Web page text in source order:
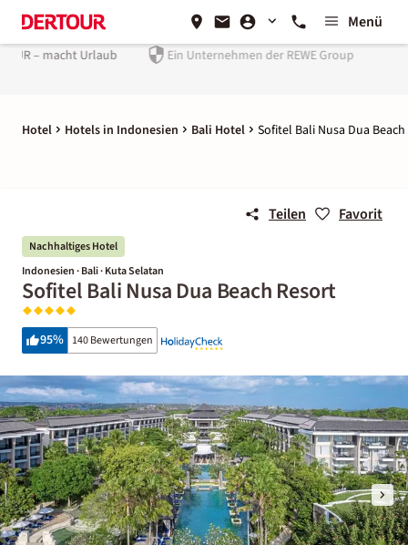
Menü
Ein Unternehmen derREWE Group
Hotel Hotels in Indonesien Bali Hotel Sofitel Bali Nusa Dua
Teilen Favorit
Nachhaltiges Hotel
Indonesien · Bali · Kuta Selatan
Sofitel Bali Nusa Dua Beach Resort
95% 140 Bewertungen